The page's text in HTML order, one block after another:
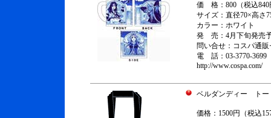
価 格：800（税込840
サイズ：直径70×高さ
カラー：ホワイト
発 売：4月下旬発売
問い合せ：コスパ通
電 話：03-3770-3699
http://www.cospa.com/
ベルダンディー トー
価格：1500円（税込